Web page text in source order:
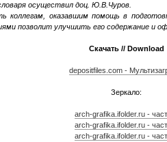
осуществил доц. Ю.В.Чуров.
коллегам, оказавшим помощь в
позволит улучшить его содержание и
Скачать // Download
depositfiles.com -
Зеркало:
arch-grafika.ifolder.ru -
arch-grafika.ifolder.ru -
arch-grafika.ifolder.ru -